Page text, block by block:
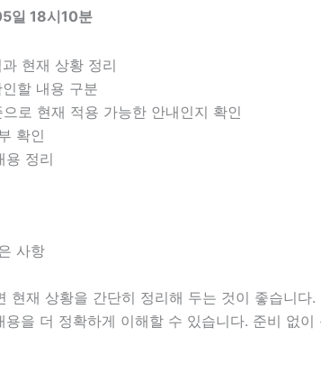
일 18시10분
현재 상황 정리
할 내용 구분
로 현재 적용 가능한 안내인지 확인
확인
용 정리
사항
현재 상황을 간단히 정리해 두는 것이 좋습니
을 더 정확하게 이해할 수 있습니다. 준비 없